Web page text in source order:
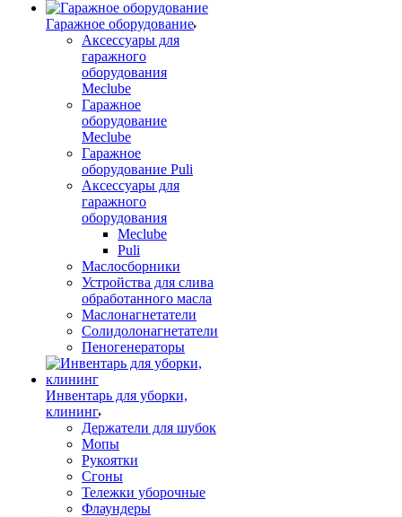
Гаражное оборудование
Аксессуары для
гаражного
оборудования
Meclube
Гаражное
оборудование
Meclube
Гаражное
оборудование Puli
Аксессуары для
гаражного
оборудования
Meclube
Puli
Маслосборники
Устройства для слива
обработанного масла
Маслонагнетатели
Солидолонагнетатели
Пеногенераторы
Инвентарь для уборки,
клининг
Держатели для шубок
Мопы
Рукоятки
Сгоны
Тележки уборочные
Флаундеры